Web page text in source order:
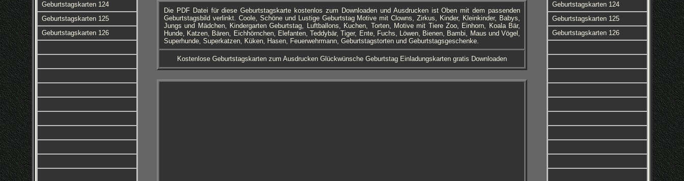
Geburtstagskarten 124
Geburtstagskarten 125
Geburtstagskarten 126
Die PDF Datei für diese Geburtstagskarte kostenlos zum Downloaden und Ausdrucken ist Oben mit dem passenden
Geburtstagsbild verlinkt. Coole, Schöne und Lustige Geburtstag Motive mit Clowns, Zirkus, Kinder, Kleinkinder, Babys,
Jungs und Mädchen, Kindergarten Geburtstag, Luftballons, Kuchen, Torten, Motive mit Tiere Zoo, Einhorn, Koala Bär,
Hunde, Katzen, Bären, Eichhörnchen, Elefanten, Teddybär, Tiger, Ente, Fuchs, Löwen, Bienen, Bambi, Maus und Vögel,
Superhunde, Superkatzen, Küken, Hasen, Feuerwehrmann, Geburtstagstorten und Geburtstagsgeschenke.
Kostenlose Geburtstagskarten zum Ausdrucken Glückwünsche Geburtstag Einladungskarten gratis Downloaden
Geburtstagskarten 124
Geburtstagskarten 125
Geburtstagskarten 126